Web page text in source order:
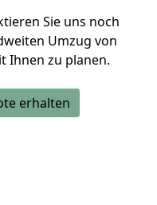
Sie uns noch
Umzug von
Ihnen zu planen.
erhalten